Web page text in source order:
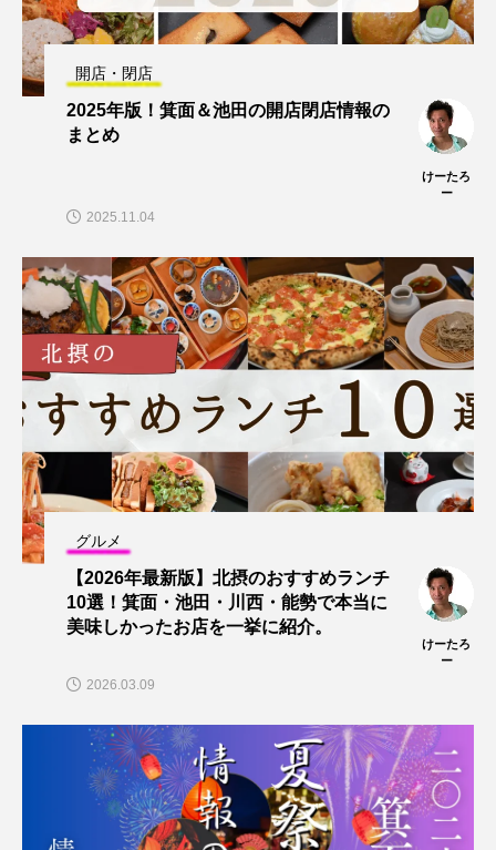
開店・閉店
2025年版！箕面＆池田の開店閉店情報の
まとめ
けーたろ
ー
2025.11.04
グルメ
【2026年最新版】北摂のおすすめランチ
10選！箕面・池田・川西・能勢で本当に
美味しかったお店を一挙に紹介。
けーたろ
ー
2026.03.09